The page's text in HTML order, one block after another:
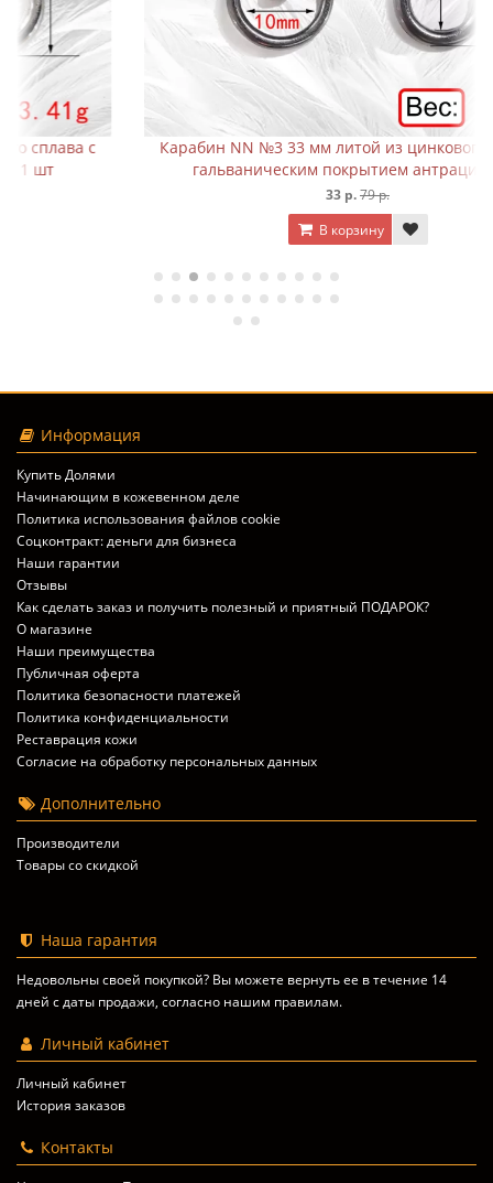
Карабин NN №3 33 мм литой из цинкового сплава с
гальваническим покрытием антрацит 1 шт
Информация
Купить Долями
Начинающим в кожевенном деле
Политика использования файлов cookie
Соцконтракт: деньги для бизнеса
Наши гарантии
Отзывы
Как сделать заказ и получить полезный и приятный ПОДАРОК?
О магазине
Наши преимущества
Публичная оферта
Политика безопасности платежей
Политика конфиденциальности
Реставрация кожи
Согласие на обработку персональных данных
Дополнительно
Производители
Товары со скидкой
Наша гарантия
Недовольны своей покупкой? Вы можете вернуть ее в течение 14
дней с даты продажи, согласно нашим правилам.
Личный кабинет
Личный кабинет
История заказов
Контакты